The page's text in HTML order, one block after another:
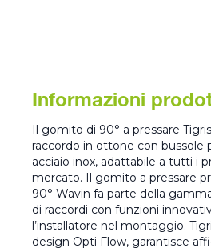
Informazioni
Il gomito di 90° a pressare
raccordo in ottone con bussole
acciaio inox, adattabile a tutti i
mercato. Il gomito a pressare
90° Wavin fa parte della
di raccordi con funzioni
l’installatore nel montaggio.
design Opti Flow, garantisce